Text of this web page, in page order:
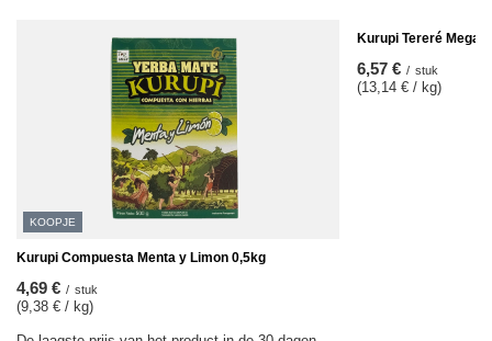
KOOPJE
Kurupi Compuesta Menta y Limon 0,5kg
4,69 € / stuk
(9,38 € / kg)
Kurupi Tereré Mega
6,57 € / stuk
(13,14 € / kg)